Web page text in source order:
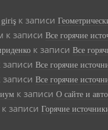
giriş к записи
к записи Все горячие
к записи Все
записи Все горячие
записи Все горячие
к записи О сайте и
к записи Горячие